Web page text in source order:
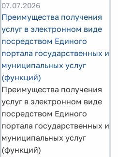
07.07.2026
Преимущества получения
услуг в электронном виде
посредством Единого
портала государственных и
муниципальных услуг
(функций)
Преимущества получения
услуг в электронном виде
посредством Единого
портала государственных и
муниципальных услуг
(функций)